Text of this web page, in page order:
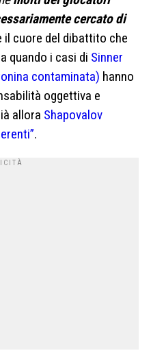
cercato di
il cuore del dibattito che
quando i casi di Sinner
contaminata) hanno
oggettiva e
allora Shapovalov
.